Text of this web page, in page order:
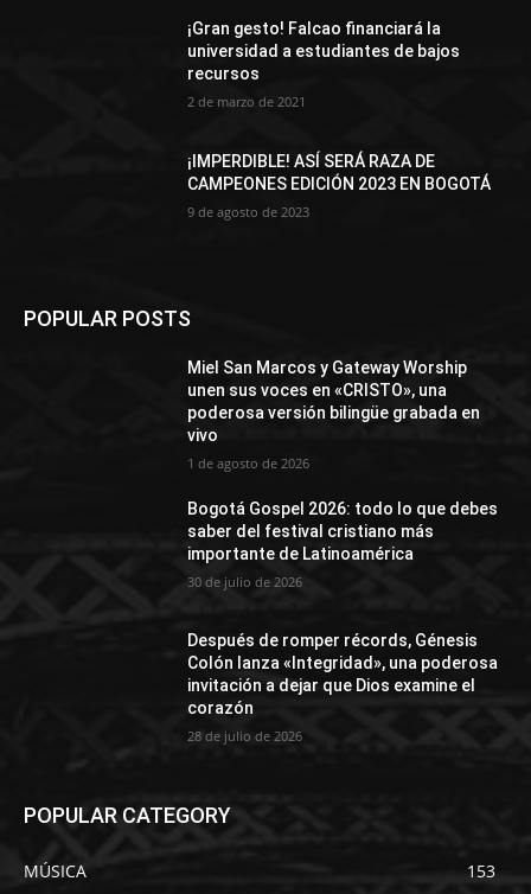
¡Gran gesto! Falcao financiará la
universidad a estudiantes de bajos
recursos
2 de marzo de 2021
¡IMPERDIBLE! ASÍ SERÁ RAZA DE
CAMPEONES EDICIÓN 2023 EN BOGOTÁ
9 de agosto de 2023
POPULAR POSTS
Miel San Marcos y Gateway Worship
unen sus voces en «CRISTO», una
poderosa versión bilingüe grabada en
vivo
1 de agosto de 2026
Bogotá Gospel 2026: todo lo que debes
saber del festival cristiano más
importante de Latinoamérica
30 de julio de 2026
Después de romper récords, Génesis
Colón lanza «Integridad», una poderosa
invitación a dejar que Dios examine el
corazón
28 de julio de 2026
POPULAR CATEGORY
MÚSICA
153